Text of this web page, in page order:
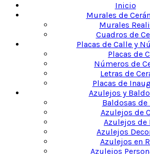
Inicio
Murales de
Murales
Cuadros de
Placas de Calle y
Placas de
Números de
Letras de
Placas de
Azulejos y
Baldosas de
Azulejos de
Azulejos de
Azulejos
Azulejos en
Azulejos